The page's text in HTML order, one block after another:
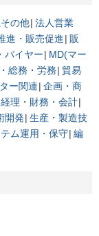
の他 法人営業
進・販売促進 販
バイヤー
MD(マー
総務・労務
貿易
ー関連 企画・商
経理・財務・会計
開発 生産・製造技
ム運用・保守 編